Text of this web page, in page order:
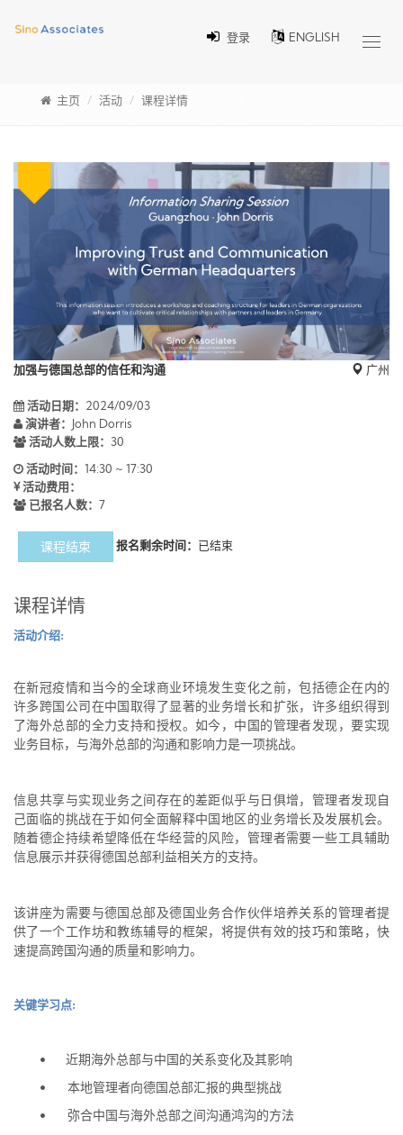
登录 ENGLISH
主页 活动 课程详情
加强与德国总部的信任和沟通 广州
活动日期： 2024/09/03
演讲者： John Dorris
活动人数上限： 30
活动时间： 14:30 ~ 17:30
活动费用：
已报名人数： 7
课程结束 报名剩余时间： 已结束
课程详情
活动介绍:
在新冠疫情和当今的全球商业环境发生变化之前，包括德企在内的
许多跨国公司在中国取得了显著的业务增长和扩张，许多组织得到
了海外总部的全力支持和授权。如今，中国的管理者发现，要实现
业务目标，与海外总部的沟通和影响力是一项挑战。
信息共享与实现业务之间存在的差距似乎与日俱增，管理者发现自
己面临的挑战在于如何全面解释中国地区的业务增长及发展机会。
随着德企持续希望降低在华经营的风险，管理者需要一些工具辅助
信息展示并获得德国总部利益相关方的支持。
该讲座为需要与德国总部及德国业务合作伙伴培养关系的管理者提
供了一个工作坊和教练辅导的框架，将提供有效的技巧和策略，快
速提高跨国沟通的质量和影响力。
关键学习点:
• 近期海外总部与中国的关系变化及其影响
• 本地管理者向德国总部汇报的典型挑战
• 弥合中国与海外总部之间沟通鸿沟的方法